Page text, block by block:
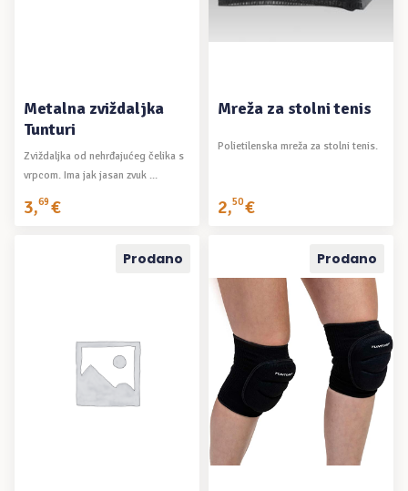
Metalna zviždaljka
Tunturi
Zviždaljka od nehrđajućeg čelika s
vrpcom. Ima jak jasan zvuk ...
3,69€
Mreža za stolni tenis
Polietilenska mreža za stolni tenis.
2,50€
Prodano
PROČITAJ VIŠE
Prodano
PROČITAJ VIŠE